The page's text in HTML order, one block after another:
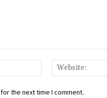
Email:*
the next time I comment.